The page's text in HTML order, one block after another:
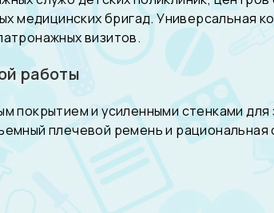
медицинских бригад. Универсальная
визитов.
работы
покрытием и усиленными стенками
плечевой ремень и рациональная